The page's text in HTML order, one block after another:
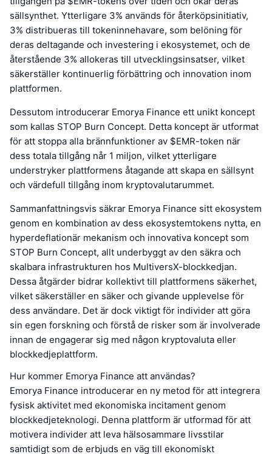
sällsynthet. Ytterligare 3% används för återköpsinitiativ,
3% distribueras till tokeninnehavare, som belöning för
deras deltagande och investering i ekosystemet, och de
återstående 3% allokeras till utvecklingsinsatser, vilket
säkerställer kontinuerlig förbättring och innovation inom
plattformen.
Dessutom introducerar Emorya Finance ett unikt koncept
som kallas STOP Burn Concept. Detta koncept är utformat
för att stoppa alla brännfunktioner av $EMR-token när
dess totala tillgång når 1 miljon, vilket ytterligare
understryker plattformens åtagande att skapa en sällsynt
och värdefull tillgång inom kryptovalutarummet.
Sammanfattningsvis säkrar Emorya Finance sitt ekosystem
genom en kombination av dess ekosystemtokens nytta, en
hyperdeflationär mekanism och innovativa koncept som
STOP Burn Concept, allt underbyggt av den säkra och
skalbara infrastrukturen hos MultiversX-blockkedjan.
Dessa åtgärder bidrar kollektivt till plattformens säkerhet,
vilket säkerställer en säker och givande upplevelse för
dess användare. Det är dock viktigt för individer att göra
sin egen forskning och förstå de risker som är involverade
innan de engagerar sig med någon kryptovaluta eller
blockkedjeplattform.
Hur kommer Emorya Finance att användas?
Emorya Finance introducerar en ny metod för att integrera
fysisk aktivitet med ekonomiska incitament genom
blockkedjeteknologi. Denna plattform är utformad för att
motivera individer att leva hälsosammare livsstilar
samtidigt som de erbjuds en väg till ekonomiskt